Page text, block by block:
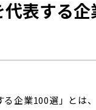
から探す
代表する企
る企業100選」とは